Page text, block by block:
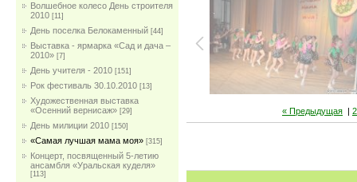
Волшебное колесо День строителя
2010 [11]
День поселка Белокаменный [44]
Выставка - ярмарка «Сад и дача –
2010» [7]
День учителя - 2010 [151]
Рок фестиваль 30.10.2010 [13]
Художественная выставка
«Осенний вернисаж» [29]
День милиции 2010 [150]
«Самая лучшая мама моя» [315]
Концерт, посвященный 5-летию
ансамбля «Уральская куделя»
[113]
« Предыдущая |